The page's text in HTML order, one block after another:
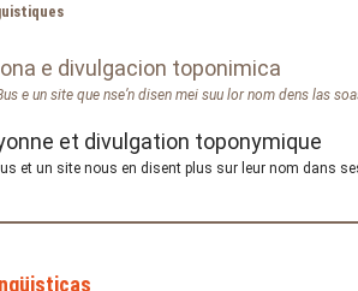
e divulgacion toponimica
e un site que nse’n disen mei suu lor nom dens las
et divulgation toponymique
et un site nous en disent plus sur leur nom dans